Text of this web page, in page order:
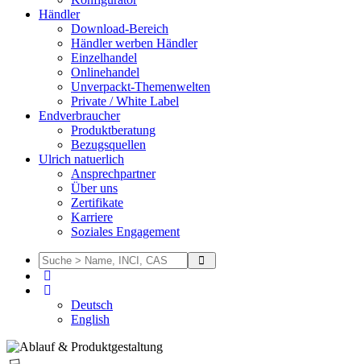
Händler
Download-Bereich
Händler werben Händler
Einzelhandel
Onlinehandel
Unverpackt-Themenwelten
Private / White Label
Endverbraucher
Produktberatung
Bezugsquellen
Ulrich natuerlich
Ansprechpartner
Über uns
Zertifikate
Karriere
Soziales Engagement
Deutsch
English